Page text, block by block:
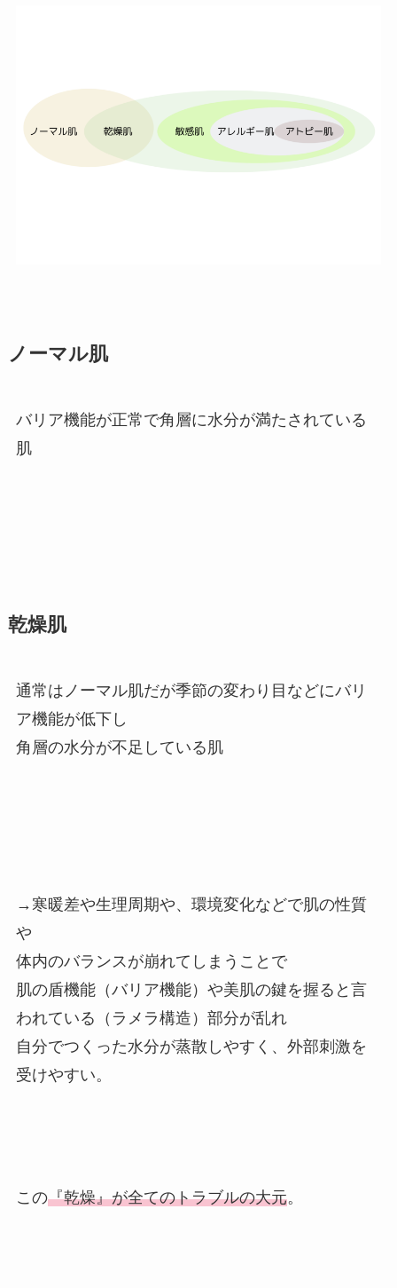
ノーマル肌
バリア機能が正常で角層に水分が満たされている
肌
乾燥肌
通常はノーマル肌だが季節の変わり目などにバリ
ア機能が低下し
角層の水分が不足している肌
→寒暖差や生理周期や、環境変化などで肌の性質
や
体内のバランスが崩れてしまうことで
肌の盾機能（バリア機能）や美肌の鍵を握ると言
われている（ラメラ構造）部分が乱れ
自分でつくった水分が蒸散しやすく、外部刺激を
受けやすい。
この『乾燥』が全てのトラブルの大元。